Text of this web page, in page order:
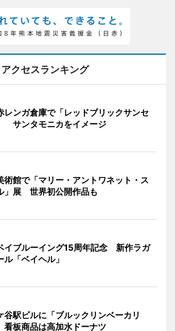
アクセスランキング
レンガ倉庫で「レッドブリックサンセ
サンタモニカをイメージ
術館で「マリー・アントワネット・ス
」展 世界初公開作品も
イブルーイング15周年記念 新作ラガ
ル「ベイヘル」
谷駅ビルに「ブルックリンベーカリ
板商品は高加水ドーナツ